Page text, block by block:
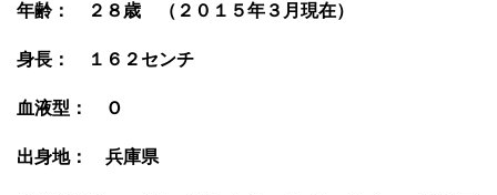
年齢： ２８歳 （２０１５年３月現在）
身長： １６２センチ
血液型： Ｏ
出身地： 兵庫県